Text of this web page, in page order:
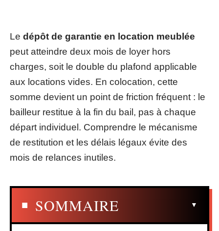
Le dépôt de garantie en location meublée
peut atteindre deux mois de loyer hors
charges, soit le double du plafond applicable
aux locations vides. En colocation, cette
somme devient un point de friction fréquent : le
bailleur restitue à la fin du bail, pas à chaque
départ individuel. Comprendre le mécanisme
de restitution et les délais légaux évite des
mois de relances inutiles.
SOMMAIRE